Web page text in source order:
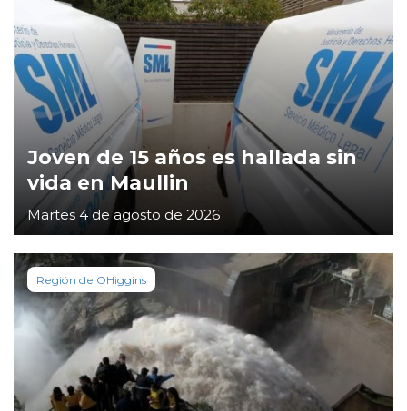
Joven de 15 años es hallada sin
vida en Maullin
Martes 4 de agosto de 2026
Región de OHiggins